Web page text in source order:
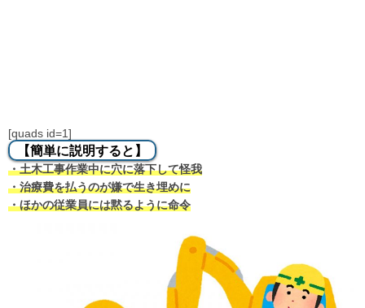
[quads id=1]
【簡単に説明すると】
・土木工事作業中に穴に落下して怪我
・治療費を払うのが嫌で生き埋めに
・ほかの従業員には黙るように命令